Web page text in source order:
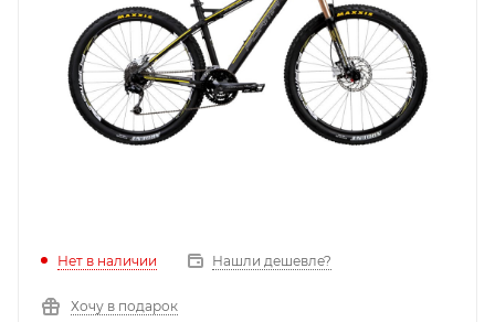
Нет в наличии Нашли дешевле?
Хочу в подарок